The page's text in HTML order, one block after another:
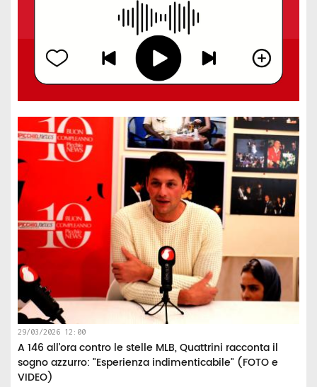
29/03/2026 12:00
A 146 all’ora contro le stelle MLB, Quattrini racconta il
sogno azzurro: "Esperienza indimenticabile" (FOTO e
VIDEO)